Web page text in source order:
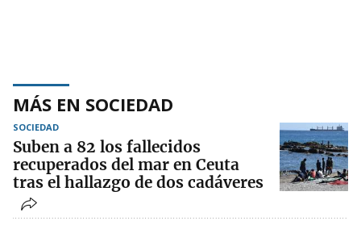
MÁS EN SOCIEDAD
SOCIEDAD
Suben a 82 los fallecidos
recuperados del mar en Ceuta
tras el hallazgo de dos cadáveres